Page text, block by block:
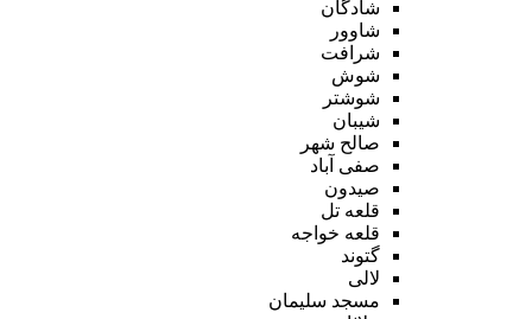
شادگان
شاوور
شرافت
شوش
شوشتر
شیبان
صالح شهر
صفی آباد
صیدون
قلعه تل
قلعه خواجه
گتوند
لالی
مسجد سلیمان